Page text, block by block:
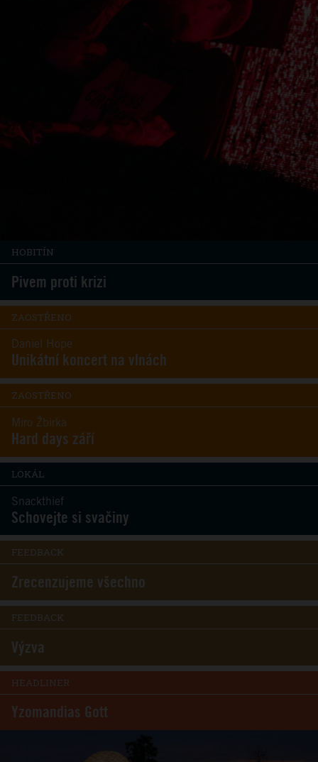
HOBITÍN
Pivem proti krizi
ZAOSTŘENO
Daniel Hope
Unikátní koncert na vlnách
ZAOSTŘENO
Miro Žbirka
Hard days září
LOKÁL
Snackthief
Schovejte si svačiny
FEEDBACK
Zrecenzujeme všechno
FEEDBACK
Výzva
HEADLINER
Yzomandias Gott